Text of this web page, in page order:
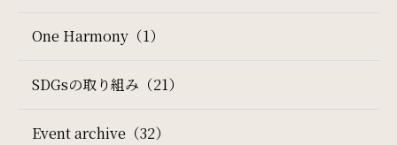
サイトマップ
フロアガイド
パンフレット
ご宿泊日を検索
One Harmony（1）
SDGsの取り組み（21）
Event archive（32）